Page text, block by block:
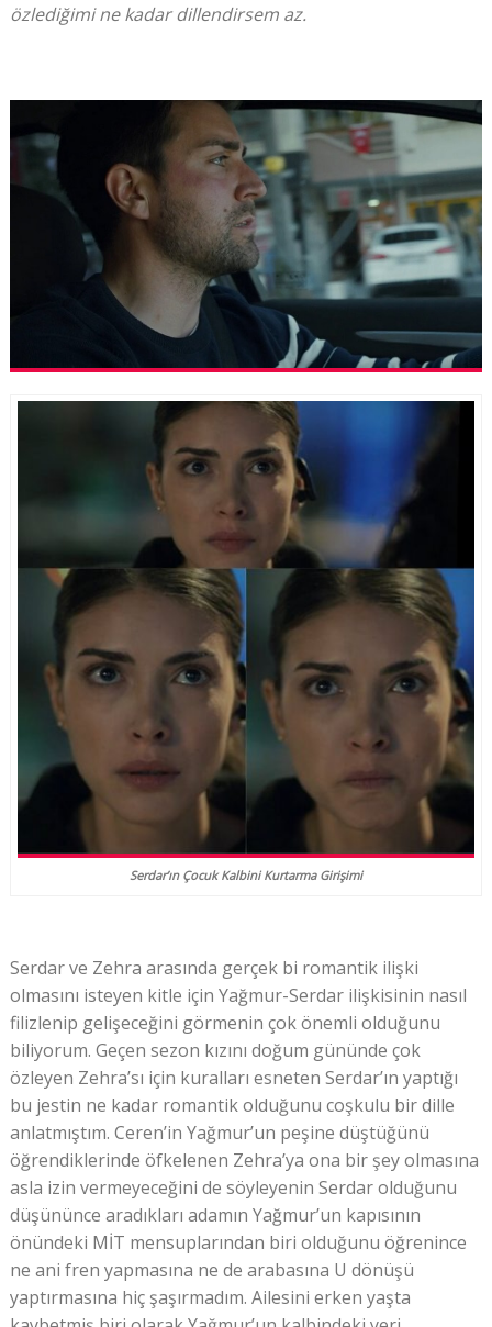
özlediğimi ne kadar dillendirsem az.
Serdar’ın Çocuk Kalbini Kurtarma Girişimi
Serdar ve Zehra arasında gerçek bi romantik ilişki
olmasını isteyen kitle için Yağmur-Serdar ilişkisinin nasıl
filizlenip gelişeceğini görmenin çok önemli olduğunu
biliyorum. Geçen sezon kızını doğum gününde çok
özleyen Zehra’sı için kuralları esneten Serdar’ın yaptığı
bu jestin ne kadar romantik olduğunu coşkulu bir dille
anlatmıştım. Ceren’in Yağmur’un peşine düştüğünü
öğrendiklerinde öfkelenen Zehra’ya ona bir şey olmasına
asla izin vermeyeceğini de söyleyenin Serdar olduğunu
düşününce aradıkları adamın Yağmur’un kapısının
önündeki MİT mensuplarından biri olduğunu öğrenince
ne ani fren yapmasına ne de arabasına U dönüşü
yaptırmasına hiç şaşırmadım. Ailesini erken yaşta